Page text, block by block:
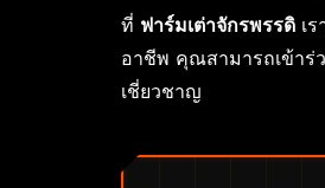
ที่ ฟาร์มเต่าจักรพรรดิ เ
อาชีพ คุณสามารถเข้าร่
เชี่ยวชาญ